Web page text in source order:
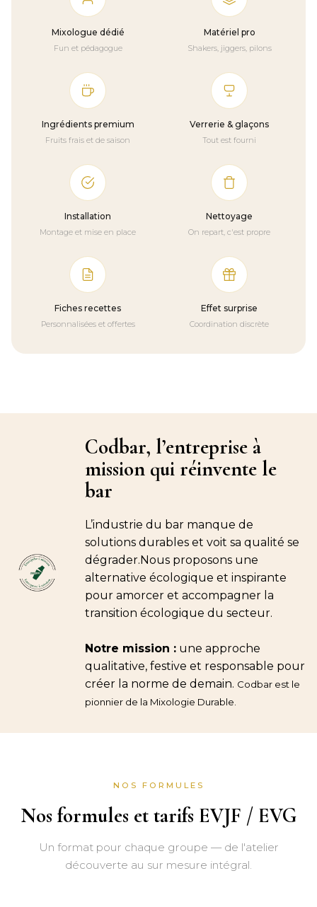
Mixologue dédié
Fun et pédagogue
Matériel pro
Shakers, jiggers, pilons
Ingrédients premium
Fruits frais et de saison
Verrerie & glaçons
Tout est fourni
Installation
Montage et mise en place
Nettoyage
On repart, c'est propre
Fiches recettes
Personnalisées et offertes
Effet surprise
Coordination discrète
Codbar, l’entreprise à
mission qui réinvente le
bar
L’industrie du bar manque de
solutions durables et voit sa qualité se
dégrader.Nous proposons une
alternative écologique et inspirante
pour amorcer et accompagner la
transition écologique du secteur.
Notre mission : une approche
qualitative, festive et responsable pour
créer la norme de demain. Codbar est le
pionnier de la Mixologie Durable.
NOS FORMULES
Nos formules et tarifs EVJF / EVG
Un format pour chaque groupe — de l'atelier
découverte au sur mesure intégral.